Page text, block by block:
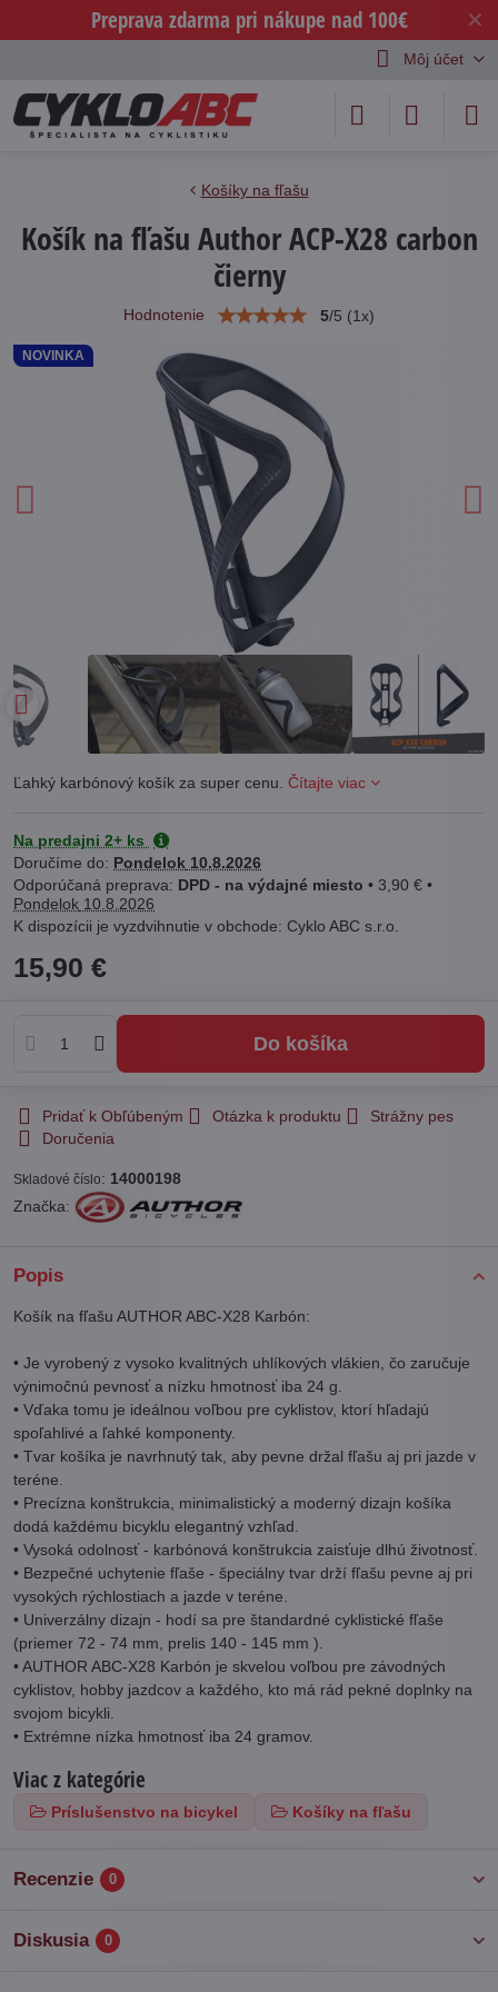
✕
Preprava zdarma pri nákupe nad 100€
Môj účet
NOVINKA
Košíky na fľašu
Košík na fľašu Author ACP-X28 carbon
čierny
Hodnotenie 5/5 (1x)
Ľahký karbónový košík za super cenu. Čítajte viac
Na predajni 2+ ks
Doručíme do: Pondelok 10.8.2026
DPD - na výdajné miesto • 3,90 € •
Pondelok 10.8.2026
Cyklo ABC s.r.o.
15,90 €
Do košíka
Pridať k Obľúbeným Otázka k produktu
Strážny pes
Doručenia
Skladové číslo: 14000198
Značka:
Popis
Košík na fľašu AUTHOR ABC-X28 Karbón:
• Je vyrobený z vysoko kvalitných uhlíkových vlákien, čo zaručuje
výnimočnú pevnosť a nízku hmotnosť iba 24 g.
• Vďaka tomu je ideálnou voľbou pre cyklistov, ktorí hľadajú
spoľahlivé a ľahké komponenty.
• Tvar košíka je navrhnutý tak, aby pevne držal fľašu aj pri jazde v
teréne.
• Precízna konštrukcia, minimalistický a moderný dizajn košíka
dodá každému bicyklu elegantný vzhľad.
• Vysoká odolnosť - karbónová konštrukcia zaisťuje dlhú životnosť.
• Bezpečné uchytenie fľaše - špeciálny tvar drží fľašu pevne aj pri
vysokých rýchlostiach a jazde v teréne.
• Univerzálny dizajn - hodí sa pre štandardné cyklistické fľaše
(priemer 72 - 74 mm, prelis 140 - 145 mm ).
• AUTHOR ABC-X28 Karbón je skvelou voľbou pre závodných
cyklistov, hobby jazdcov a každého, kto má rád pekné doplnky na
svojom bicykli.
• Extrémne nízka hmotnosť iba 24 gramov.
Viac z kategórie
Príslušenstvo na bicykel Košíky na fľašu
Recenzie 0
Diskusia 0